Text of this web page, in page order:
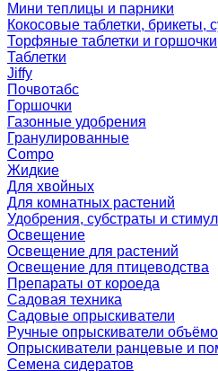
Мини теплицы и парники
Кокосовые таблетки, брикеты,
Торфяные таблетки и горшочки
Таблетки
Jiffy
Почвотабс
Горшочки
Газонные удобрения
Гранулированные
Compo
Жидкие
Для хвойных
Для комнатных растений
Удобрения, субстраты и
Освещение
Освещение для растений
Освещение для птицеводства
Препараты от короеда
Садовая техника
Садовые опрыскиватели
Ручные опрыскиватели
Опрыскиватели ранцевые и
Семена сидератов